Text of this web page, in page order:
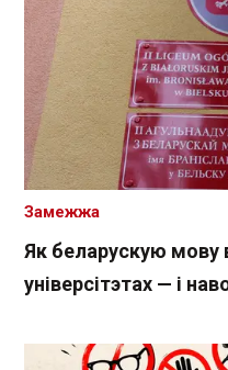
Як беларускую мову
універсітэтах — і
Замежжа